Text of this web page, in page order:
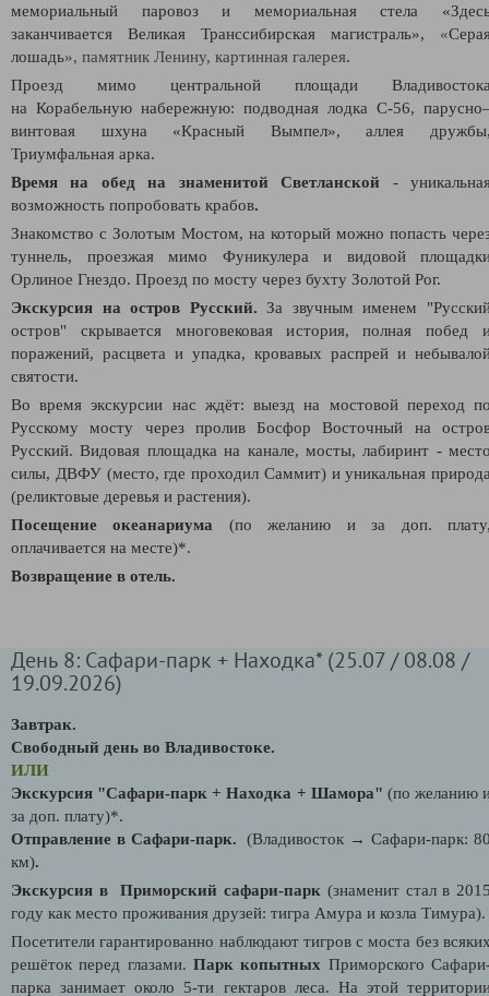
мемориальный паровоз и мемориальная стела
заканчивается Великая Транссибирская магистраль», «
лошадь», памятник Ленину, картинная галерея.
Проезд мимо центральной площади
на Корабельную набережную: подводная лодка С-56,
винтовая шхуна «Красный Вымпел», аллея
Триумфальная арка.
Время на обед на знаменитой Светланской -
возможность попробовать крабов.
Знакомство с Золотым Мостом, на который можно попасть
туннель, проезжая мимо Фуникулера и видовой
Орлиное Гнездо. Проезд по мосту через бухту Золотой Рог.
Экскурсия на остров Русский.За звучным именем
остров" скрывается многовековая история, полная побед
поражений, расцвета и упадка, кровавых распрей и
святости.
Во время экскурсии нас ждёт: выезд на мостовой переход
Русскому мосту через пролив Босфор Восточный на
Русский. Видовая площадка на канале, мосты, лабиринт -
силы, ДВФУ (место, где проходил Саммит) и уникальная
(реликтовые деревья и растения).
Посещение океанариума (по желанию и за доп.
оплачивается на месте)*.
Возвращение в отель.
День 8: Сафари-парк + Находка* (25.07 / 08.08 /
19.09.2026)
Завтрак.
Свободный день во Владивостоке.
ИЛИ
Экскурсия "Сафари-парк + Находка + Шамора" (по желанию
за доп. плату)*.
Отправление в Сафари-парк.(Владивосток → Сафари-парк:
км).
Экскурсия в Приморский сафари-парк (знаменит стал в
году как место проживания друзей: тигра Амура и козла Тимура).
Посетители гарантированно наблюдают тигров с моста без
решёток перед глазами. Парк копытных Приморского
парка занимает около 5-ти гектаров леса. На этой